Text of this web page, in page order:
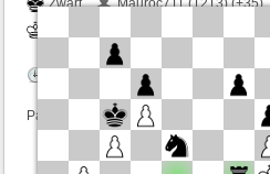
Zwart
Mauroc711 (1213) (+35)
Speelduur: 6 minutes/side + 3
Partij telt mee voor de ranglijst